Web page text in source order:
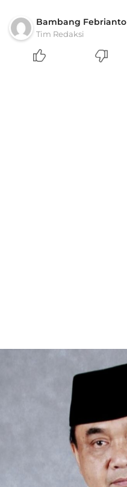
Bambang Febrianto
Tim Redaksi